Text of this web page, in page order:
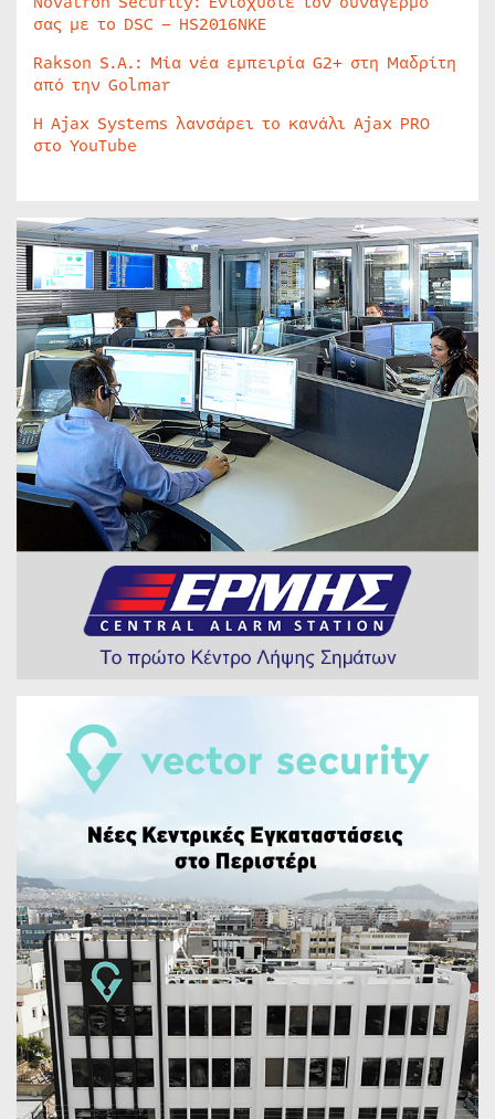
σας με το DSC – HS2016NKE
Rakson S.A.: Μία νέα εμπειρία G2+ στη Μαδρίτη
από την Golmar
Η Ajax Systems λανσάρει το κανάλι Ajax PRO
στο YouTube